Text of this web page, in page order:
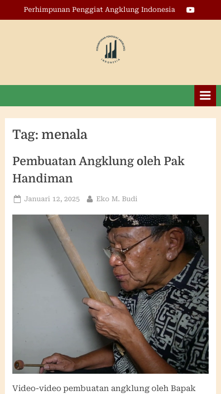
to
Perhimpunan Penggiat Angklung Indonesia Youtube
Penggiat
Indonesia
Tag: menala
Pembuatan Angklung oleh Pak
Handiman
Posted
Januari 12, 2025 By
Eko M. Budi
Video-video pembuatan angklung oleh Bapak